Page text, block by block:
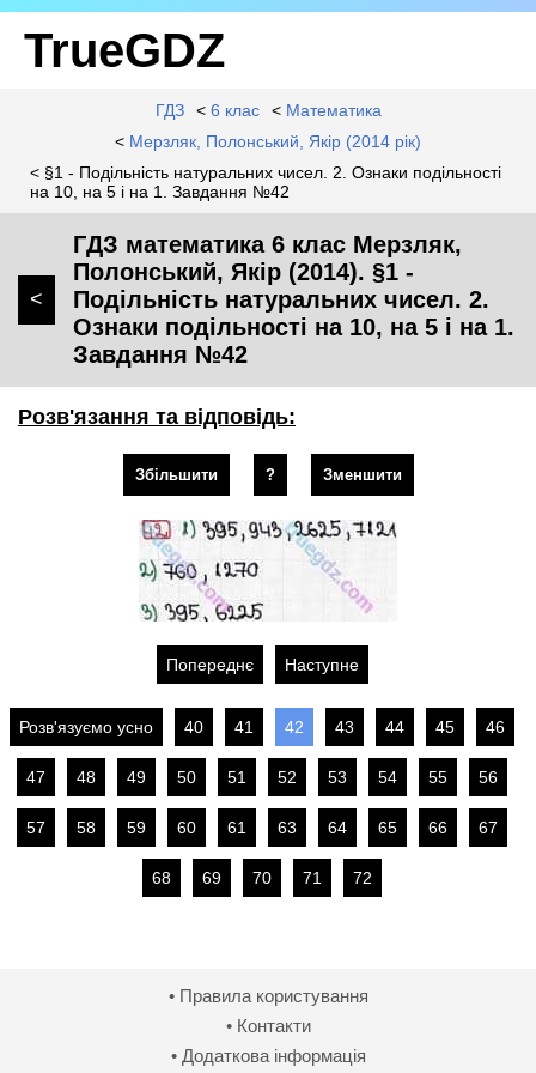
TrueGDZ
ГДЗ < 6 клас < Математика
< Мерзляк, Полонський, Якір (2014 рік)
< §1 - Подільність натуральних чисел. 2. Ознаки подільності
на 10, на 5 і на 1. Завдання №42
<
ГДЗ математика 6 клас Мерзляк,
Полонський, Якір (2014). §1 -
Подільність натуральних чисел. 2.
Ознаки подільності на 10, на 5 і на 1.
Завдання №42
Розв'язання та відповідь:
Збільшити ? Зменшити
Попереднє Наступне
Розв'язуємо усно 40 41 42 43 44 45 46
47 48 49 50 51 52 53 54 55 56
57 58 59 60 61 63 64 65 66 67
68 69 70 71 72
• Правила користування
• Контакти
• Додаткова інформація